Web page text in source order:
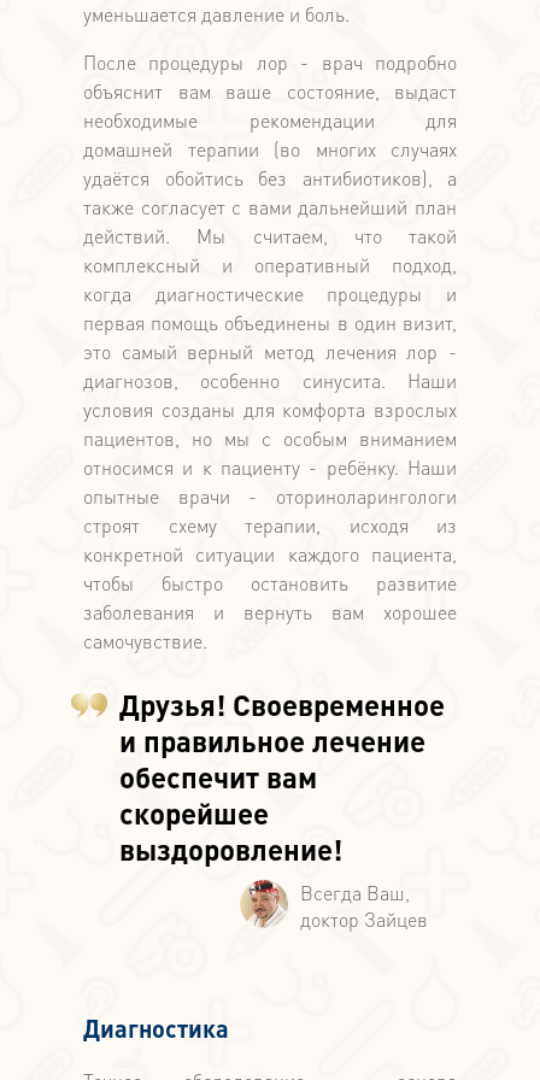
уменьшается давление и боль.
После процедуры лор - врач подробно
объяснит вам ваше состояние, выдаст
необходимые рекомендации для
домашней терапии (во многих случаях
удаётся обойтись без антибиотиков), а
также согласует с вами дальнейший план
действий. Мы считаем, что такой
комплексный и оперативный подход,
когда диагностические процедуры и
первая помощь объединены в один визит,
это самый верный метод лечения лор -
диагнозов, особенно синусита. Наши
условия созданы для комфорта взрослых
пациентов, но мы с особым вниманием
относимся и к пациенту - ребёнку. Наши
опытные врачи - оториноларингологи
строят схему терапии, исходя из
конкретной ситуации каждого пациента,
чтобы быстро остановить развитие
заболевания и вернуть вам хорошее
самочувствие.
Друзья! Своевременное
и правильное лечение
обеспечит вам
скорейшее
выздоровление!
Диагностика